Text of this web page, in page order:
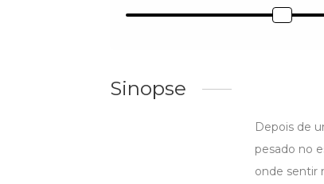
Sinopse
Depois de
pesado no
onde sentir